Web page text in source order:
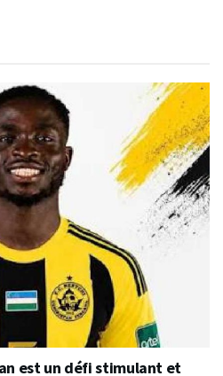
est un défi stimulant et